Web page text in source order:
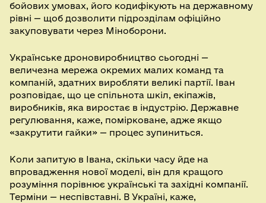
бойових умовах, його кодифікують на державному
рівні — щоб дозволити підрозділам офіційно
закуповувати через Міноборони.
Українське дроновиробництво сьогодні —
величезна мережа окремих малих команд та
компаній, здатних виробляти великі партії. Іван
розповідає, що це спільнота шкіл, екіпажів,
виробників, яка виростає в індустрію. Державне
регулювання, каже, помірковане, адже якщо
«закрутити гайки» — процес зупиниться.
Коли запитую в Івана, скільки часу йде на
впровадження нової моделі, він для кращого
розуміння порівнює українські та західні компанії.
Терміни — неспівставні. В Україні, каже,